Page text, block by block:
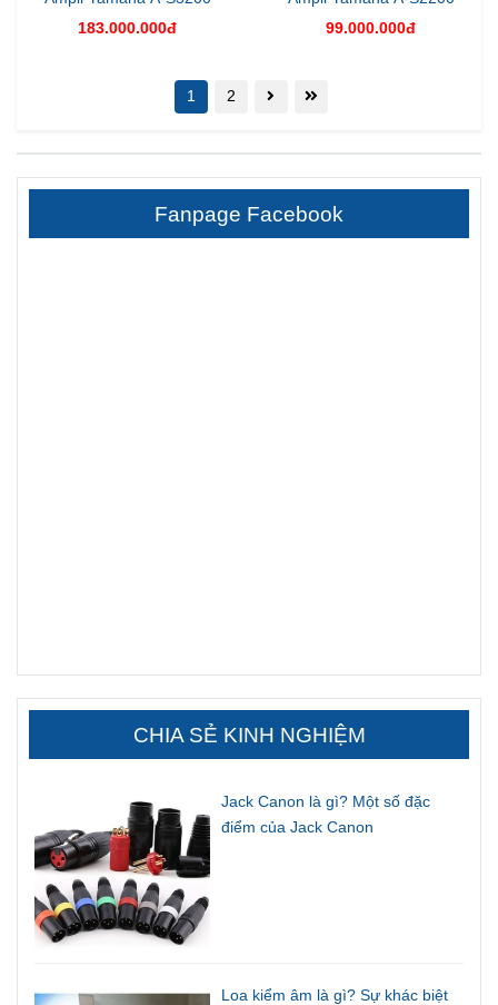
183.000.000đ
99.000.000đ
1 2
Fanpage Facebook
CHIA SẺ KINH NGHIỆM
Jack Canon là gì? Một số đặc
điểm của Jack Canon
Loa kiểm âm là gì? Sự khác biệt